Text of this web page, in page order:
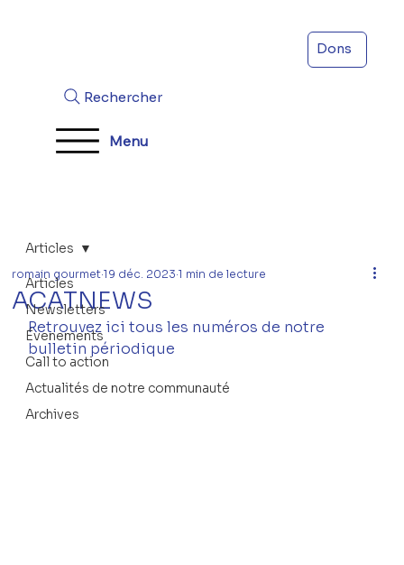
Menu
Rechercher
Dons
Articles
Newsletters
Évenements
Call to action
Actualités de notre communauté
Archives
Articles
ACATNEWS
romain gourmet 19 déc. 2023 1 min de lecture
Retrouvez ici tous les numéros de notre
bulletin périodique